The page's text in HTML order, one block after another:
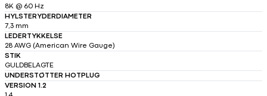
8K @ 60 Hz
HYLSTERYDERDIAMETER
7,3 mm
LEDERTYKKELSE
28 AWG (American Wire Gauge)
STIK
GULDBELAGTE
UNDERSTØTTER HOTPLUG
VERSION 1.2